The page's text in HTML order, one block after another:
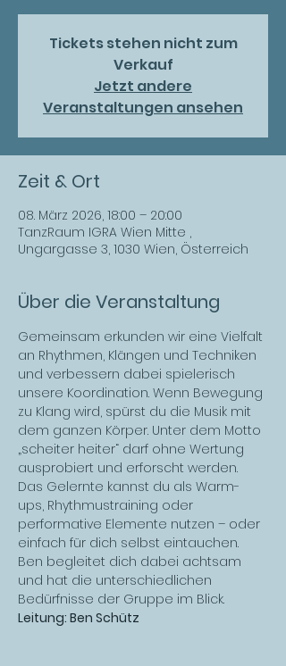
Tickets stehen nicht zum
Verkauf
Jetzt andere
Veranstaltungen ansehen
Zeit & Ort
08. März 2026, 18:00 – 20:00
TanzRaum IGRA Wien Mitte ,
Ungargasse 3, 1030 Wien, Österreich
Über die Veranstaltung
Gemeinsam erkunden wir eine Vielfalt
an Rhythmen, Klängen und Techniken
und verbessern dabei spielerisch
unsere Koordination. Wenn Bewegung
zu Klang wird, spürst du die Musik mit
dem ganzen Körper. Unter dem Motto
„scheiter heiter“ darf ohne Wertung
ausprobiert und erforscht werden.
Das Gelernte kannst du als Warm-
ups, Rhythmustraining oder
performative Elemente nutzen – oder
einfach für dich selbst eintauchen.
Ben begleitet dich dabei achtsam
und hat die unterschiedlichen
Bedürfnisse der Gruppe im Blick.
Leitung: Ben Schütz